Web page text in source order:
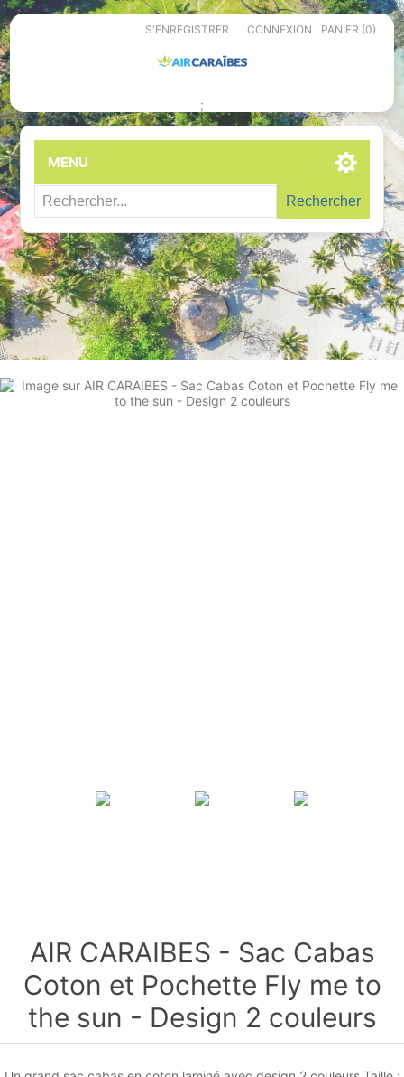
S'ENREGISTRER CONNEXION PANIER (0)
;
MENU
Rechercher
AIR CARAIBES - Sac Cabas
Coton et Pochette Fly me to
the sun - Design 2 couleurs